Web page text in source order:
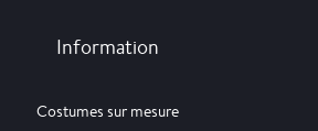
Information
Costumes sur mesure